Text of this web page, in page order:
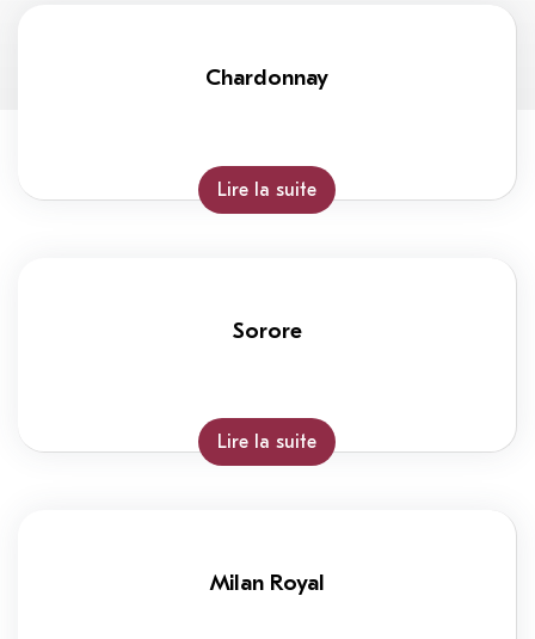
Chardonnay
Lire la suite
Sorore
Lire la suite
Milan Royal